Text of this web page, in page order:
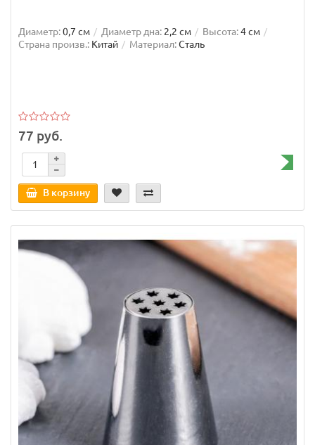
Диаметр:0,7 см Диаметр дна: 2,2 см Высота:4 см
Страна произв.: Китай Материал:Сталь
77 руб.
В корзину